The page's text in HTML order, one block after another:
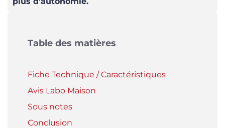
Table des matières
Fiche Technique / Caractéristiques
Avis Labo Maison
Sous notes
Conclusion